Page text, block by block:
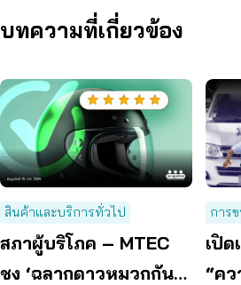
บทความที่เกี่ยวข้อง
สินค้าและบริการทั่วไป
สภาผู้บริโภค – MTEC
ชง ‘ฉลากดาวหมวกกันน็
การ
เปิ
“ค